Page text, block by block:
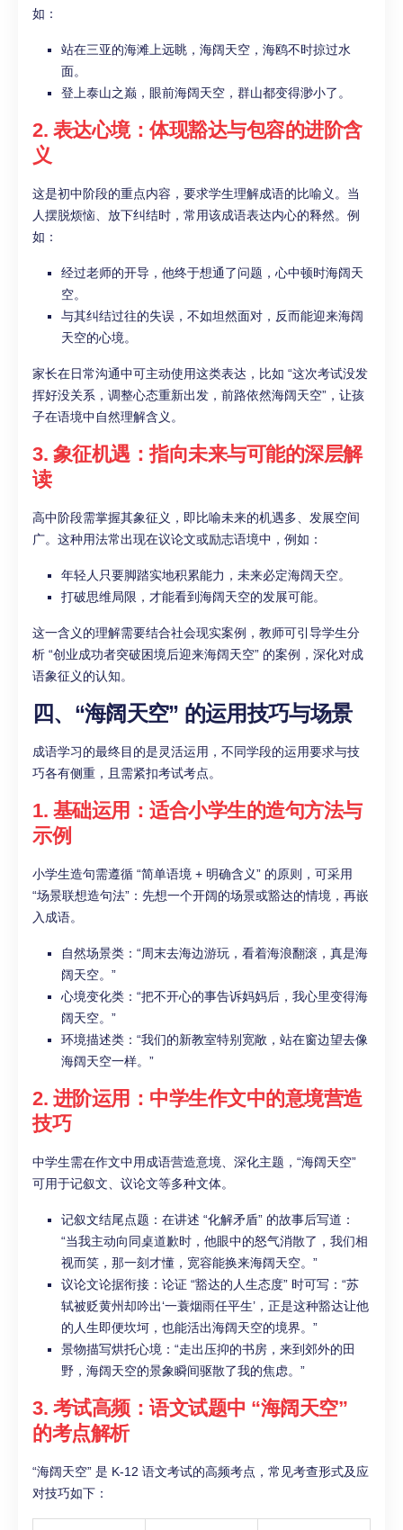
如：
站在三亚的海滩上远眺，海阔天空，海鸥不时掠过水
面。
登上泰山之巅，眼前海阔天空，群山都变得渺小了。
2. 表达心境：体现豁达与包容的进阶含
义
这是初中阶段的重点内容，要求学生理解成语的比喻义。当
人摆脱烦恼、放下纠结时，常用该成语表达内心的释然。例
如：
经过老师的开导，他终于想通了问题，心中顿时海阔天
空。
与其纠结过往的失误，不如坦然面对，反而能迎来海阔
天空的心境。
家长在日常沟通中可主动使用这类表达，比如 “这次考试没发
挥好没关系，调整心态重新出发，前路依然海阔天空”，让孩
子在语境中自然理解含义。
3. 象征机遇：指向未来与可能的深层解
读
高中阶段需掌握其象征义，即比喻未来的机遇多、发展空间
广。这种用法常出现在议论文或励志语境中，例如：
年轻人只要脚踏实地积累能力，未来必定海阔天空。
打破思维局限，才能看到海阔天空的发展可能。
这一含义的理解需要结合社会现实案例，教师可引导学生分
析 “创业成功者突破困境后迎来海阔天空” 的案例，深化对成
语象征义的认知。
四、“海阔天空” 的运用技巧与场景
成语学习的最终目的是灵活运用，不同学段的运用要求与技
巧各有侧重，且需紧扣考试考点。
1. 基础运用：适合小学生的造句方法与
示例
小学生造句需遵循 “简单语境 + 明确含义” 的原则，可采用
“场景联想造句法”：先想一个开阔的场景或豁达的情境，再嵌
入成语。
自然场景类：“周末去海边游玩，看着海浪翻滚，真是海
阔天空。”
心境变化类：“把不开心的事告诉妈妈后，我心里变得海
阔天空。”
环境描述类：“我们的新教室特别宽敞，站在窗边望去像
海阔天空一样。”
2. 进阶运用：中学生作文中的意境营造
技巧
中学生需在作文中用成语营造意境、深化主题，“海阔天空”
可用于记叙文、议论文等多种文体。
记叙文结尾点题：在讲述 “化解矛盾” 的故事后写道：
“当我主动向同桌道歉时，他眼中的怒气消散了，我们相
视而笑，那一刻才懂，宽容能换来海阔天空。”
议论文论据衔接：论证 “豁达的人生态度” 时可写：“苏
轼被贬黄州却吟出‘一蓑烟雨任平生’，正是这种豁达让他
的人生即便坎坷，也能活出海阔天空的境界。”
景物描写烘托心境：“走出压抑的书房，来到郊外的田
野，海阔天空的景象瞬间驱散了我的焦虑。”
3. 考试高频：语文试题中 “海阔天空”
的考点解析
“海阔天空” 是 K-12 语文考试的高频考点，常见考查形式及应
对技巧如下：